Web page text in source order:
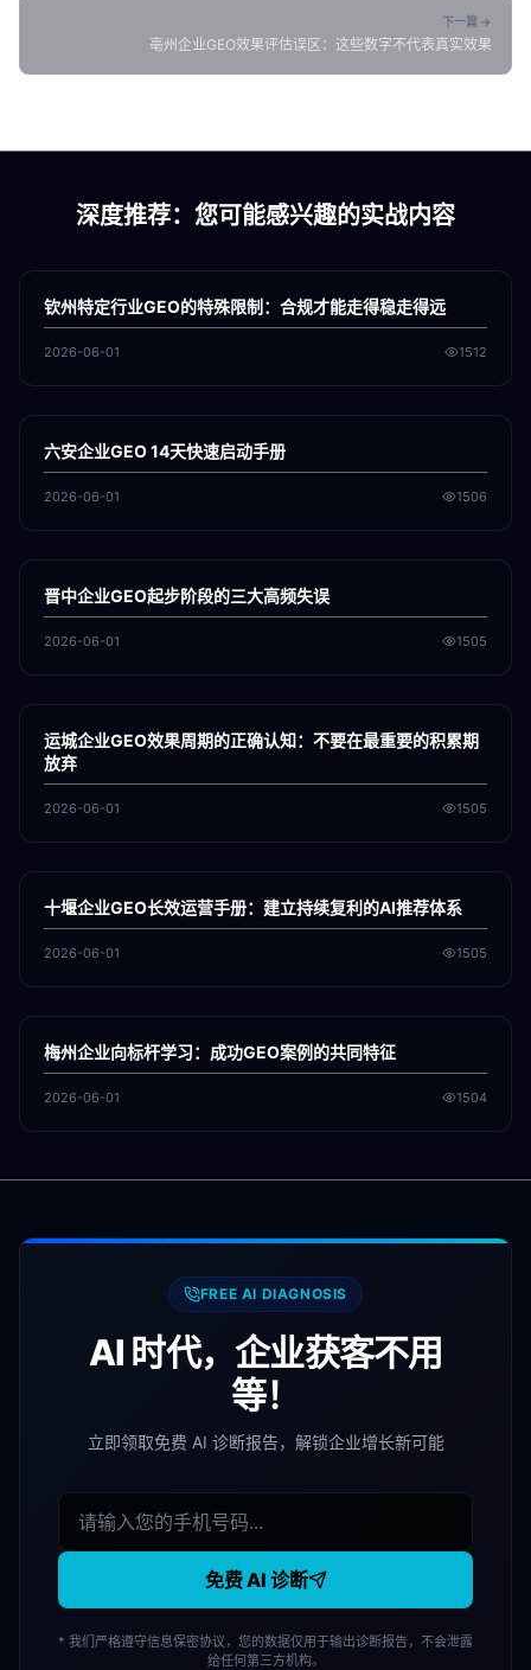
下一篇 →
亳州企业GEO效果评估误区：这些数字不代表真实效果
深度推荐：您可能感兴趣的实战内容
GEO
钦州特定行业GEO的特殊限制：合规才能走得稳走得远
2026-06-01 1512
GEO
六安企业GEO 14天快速启动手册
2026-06-01 1506
GEO
晋中企业GEO起步阶段的三大高频失误
2026-06-01 1505
GEO
运城企业GEO效果周期的正确认知：不要在最重要的积累期
放弃
2026-06-01 1505
GEO
十堰企业GEO长效运营手册：建立持续复利的AI推荐体系
2026-06-01 1505
GEO
梅州企业向标杆学习：成功GEO案例的共同特征
2026-06-01 1504
FREE AI DIAGNOSIS
AI 时代，企业获客不用
等！
立即领取免费 AI 诊断报告，解锁企业增长新可能
免费 AI 诊断
* 我们严格遵守信息保密协议，您的数据仅用于输出诊断报告，不会泄露
给任何第三方机构。